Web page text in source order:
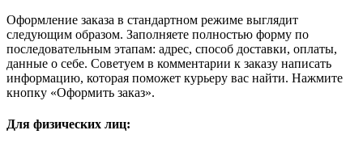
Оформление заказа в стандартном режиме выглядит
следующим образом. Заполняете полностью форму по
последовательным этапам: адрес, способ доставки, оплаты,
данные о себе. Советуем в комментарии к заказу написать
информацию, которая поможет курьеру вас найти. Нажмите
кнопку «Оформить заказ».
Для физических лиц: